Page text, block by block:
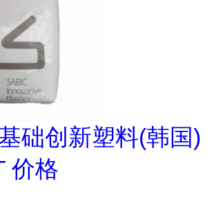
础创新塑料(韩国)
价格